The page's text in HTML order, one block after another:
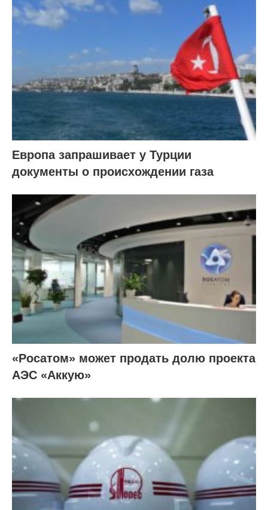
Европа запрашивает у Турции
документы о происхождении газа
«Росатом» может продать долю проекта
АЭС «Аккую»